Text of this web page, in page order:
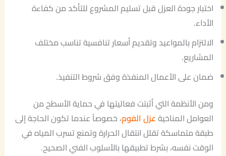
اختبار جودة العزل قبل تسليم المشروع للتأكد من كفاءة
الأداء.
الالتزام بالمواعيد وتقديم أسعار تنافسية تناسب مختلف
المشاريع.
ضمان على الأعمال المنفذة وفق شروط التنفيذ.
ومن الأنظمة التي أثبتت فعاليتها في حماية الأسطح من
العوامل المناخيةعزل الفوم، خصوصاً عندما تكون الحاجة إلى
طبقة متماسكة تقلل انتقال الحرارة وتمنع تسرب المياه في
الوقت نفسه، بشرط تطبيقها بالأسلوب الفني الصحيح.